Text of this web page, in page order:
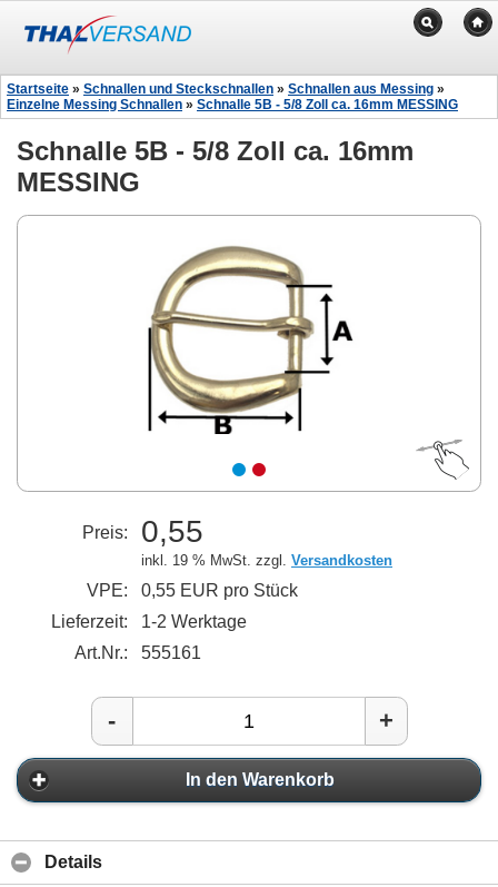
Startseite » Schnallen und Steckschnallen » Schnallen aus Messing »
Einzelne Messing Schnallen » Schnalle 5B - 5/8 Zoll ca. 16mm MESSING
Schnalle 5B - 5/8 Zoll ca. 16mm
MESSING
Preis: 0,55
inkl. 19 % MwSt. zzgl. Versandkosten
VPE:
0,55 EUR pro Stück
Lieferzeit:
1-2 Werktage
Art.Nr.:
555161
- +
In den Warenkorb
Details